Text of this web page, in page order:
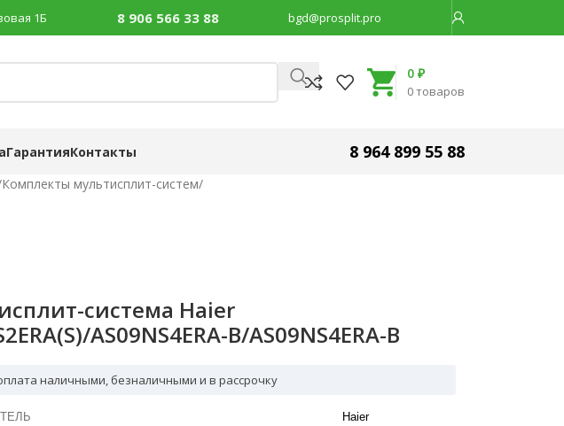
1Б 8 906 566 33 88 bgd@prosplit.pro
0товаров
0 ₽
ГарантияКонтакты 8 964 899 55 88
Комплекты мультисплит-систем/
система Haier
AS09NS4ERA-B/AS09NS4ERA-B
наличными, безналичными и в рассрочку
Haier